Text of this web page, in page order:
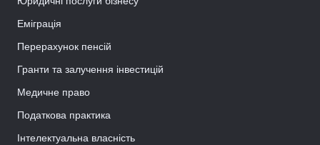
Еміграція
Перерахунок пенсій
Гранти та залучення інвестицій
Медичне право
Податкова практика
Інтелектуальна власність